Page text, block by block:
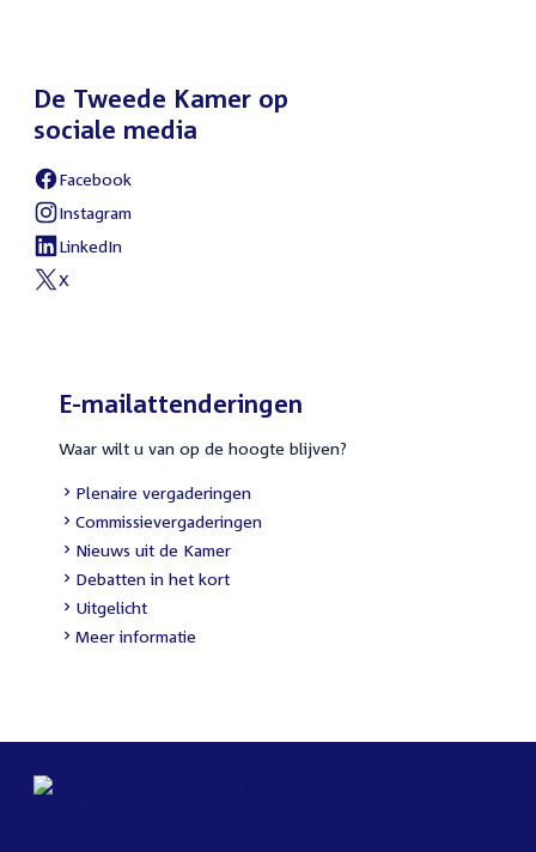
De Tweede Kamer op
sociale media
Facebook
Instagram
LinkedIn
X
E-mailattenderingen
Waar wilt u van op de hoogte blijven?
Plenaire vergaderingen
Commissievergaderingen
Nieuws uit de Kamer
Debatten in het kort
Uitgelicht
Meer informatie